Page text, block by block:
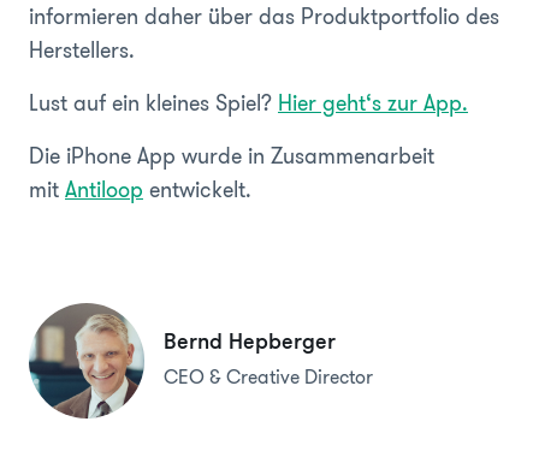
informieren daher über das Produktportfolio des
Herstellers.
Lust auf ein kleines Spiel? Hier geht‘s zur App.
Die iPhone App wurde in Zusammenarbeit
mitAntiloop entwickelt.
Bernd Hepberger
CEO & Creative Director